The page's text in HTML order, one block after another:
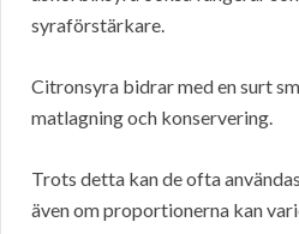
syraförstärkare.
Citronsyra bidrar med en surt
matlagning och konservering.
Trots detta kan de ofta
även om proportionerna kan